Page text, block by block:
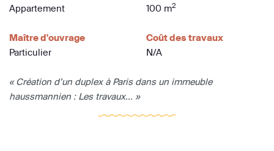
Appartement
100 m2
Maître d'ouvrage
Particulier
Coût des travaux
N/A
« Création d’un duplex à Paris dans un immeuble
haussmannien : Les travaux... »